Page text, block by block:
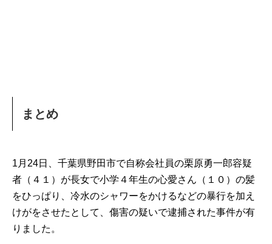
まとめ
1月24日、千葉県野田市で自称会社員の栗原勇一郎容疑
者（４１）が長女で小学４年生の心愛さん（１０）の髪
をひっぱり、冷水のシャワーをかけるなどの暴行を加え
けがをさせたとして、傷害の疑いで逮捕された事件が有
りました。